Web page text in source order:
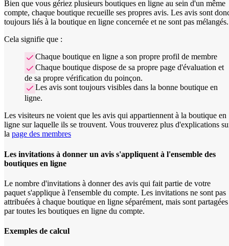
Bien que vous gériez plusieurs boutiques en ligne au sein d'un même
compte, chaque boutique recueille ses propres avis. Les avis sont
toujours liés à la boutique en ligne concernée et ne sont pas mélangés.
Cela signifie que :
Chaque boutique en ligne a son propre profil de membre
Chaque boutique dispose de sa propre page d'évaluation et
de sa propre vérification du poinçon.
Les avis sont toujours visibles dans la bonne boutique en
ligne.
Les visiteurs ne voient que les avis qui appartiennent à la boutique en
ligne sur laquelle ils se trouvent. Vous trouverez plus d'explications
la page des membres
Les invitations à donner un avis s'appliquent à l'ensemble des
boutiques en ligne
Le nombre d'invitations à donner des avis qui fait partie de votre
paquet s'applique à l'ensemble du compte. Les invitations ne sont pas
attribuées à chaque boutique en ligne séparément, mais sont partagées
par toutes les boutiques en ligne du compte.
Exemples de calcul